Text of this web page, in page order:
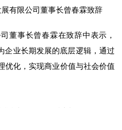
有限公司董事长曾春霖致辞
董事长曾春霖在致辞中表示，
企业长期发展的底层逻辑，通过
优化，实现商业价值与社会价值